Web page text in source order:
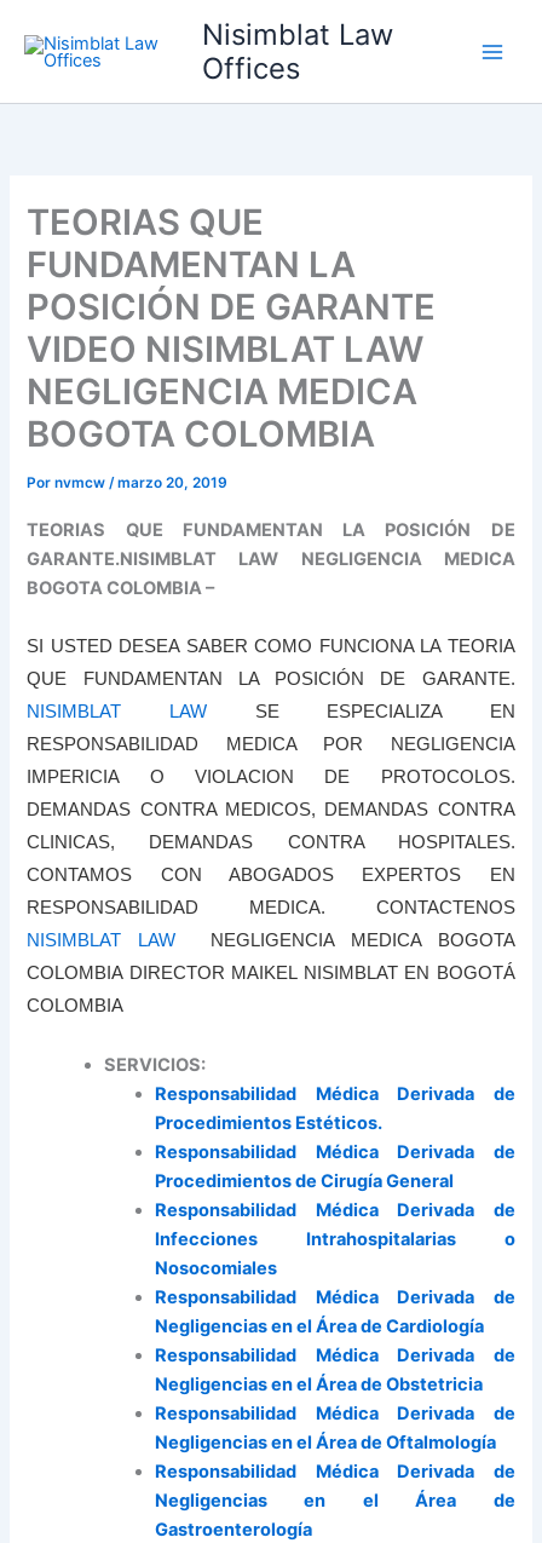
contenido
Nisimblat Law
Offices
TEORIAS QUE
FUNDAMENTAN LA
POSICIÓN DE GARANTE
VIDEO NISIMBLAT LAW
NEGLIGENCIA MEDICA
BOGOTA COLOMBIA
Pornvmcw/marzo 20, 2019
TEORIAS QUE FUNDAMENTAN LA POSICIÓN DE
GARANTE.NISIMBLAT LAW NEGLIGENCIA MEDICA
BOGOTA COLOMBIA –
SI USTED DESEA SABER COMO FUNCIONA LA TEORIA
QUE FUNDAMENTAN LA POSICIÓN DE GARANTE.
NISIMBLAT LAW SE ESPECIALIZA EN
RESPONSABILIDAD MEDICA POR NEGLIGENCIA
IMPERICIA O VIOLACION DE PROTOCOLOS.
DEMANDAS CONTRA MEDICOS, DEMANDAS CONTRA
CLINICAS, DEMANDAS CONTRA HOSPITALES.
CONTAMOS CON ABOGADOS EXPERTOS EN
RESPONSABILIDAD MEDICA. CONTACTENOS
NISIMBLAT LAW NEGLIGENCIA MEDICA BOGOTA
COLOMBIA DIRECTOR MAIKEL NISIMBLAT EN BOGOTÁ
COLOMBIA
SERVICIOS:
Responsabilidad Médica Derivada de
Procedimientos Estéticos.
Responsabilidad Médica Derivada de
Procedimientos de Cirugía General
Responsabilidad Médica Derivada de
Infecciones Intrahospitalarias o
Nosocomiales
Responsabilidad Médica Derivada de
Negligencias en el Área de Cardiología
Responsabilidad Médica Derivada de
Negligencias en el Área de Obstetricia
Responsabilidad Médica Derivada de
Negligencias en el Área de Oftalmología
Responsabilidad Médica Derivada de
Negligencias en el Área de
Gastroenterología